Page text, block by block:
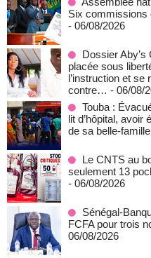
Six commissions
- 06/08/2026
Dossier
placée sous
l’instruction et se
contre… - 06/08/
Touba :
lit d’hôpital, avoir
de sa belle-
Le CNTS au
seulement 13
- 06/08/2026
Sénégal-
FCFA pour trois
06/08/2026